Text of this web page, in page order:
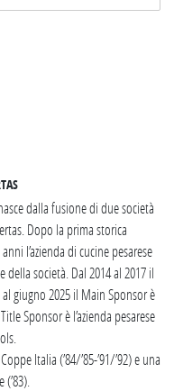
dalla fusione di due società
Dopo la prima storica
l’azienda di cucine pesarese
società. Dal 2014 al 2017 il
giugno 2025 il Main Sponsor è
Sponsor è l’azienda pesarese
Italia (’84/’85-’91/’92) e una